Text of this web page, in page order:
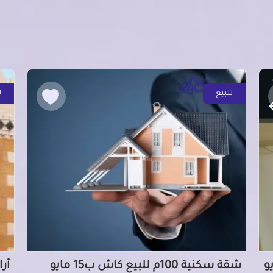
ب15 مايو
للبيع
شقة سكنية 100م للبيع كاش ب15 مايو